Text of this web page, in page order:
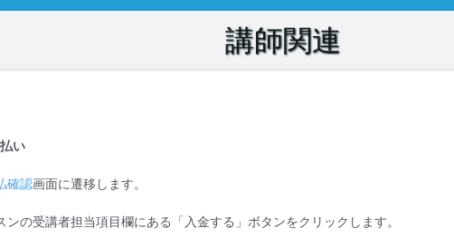
講師関連
い
確認画面に遷移します。
ンの受講者担当項目欄にある「入金する」ボタンをクリックします。